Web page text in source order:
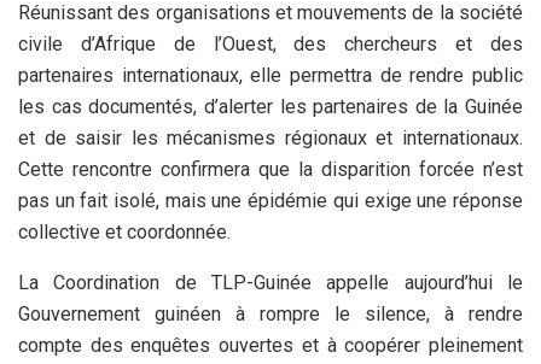
Réunissant des organisations et mouvements de la société
civile d’Afrique de l’Ouest, des chercheurs et des
partenaires internationaux, elle permettra de rendre public
les cas documentés, d’alerter les partenaires de la Guinée
et de saisir les mécanismes régionaux et internationaux.
Cette rencontre confirmera que la disparition forcée n’est
pas un fait isolé, mais une épidémie qui exige une réponse
collective et coordonnée.
La Coordination de TLP-Guinée appelle aujourd’hui le
Gouvernement guinéen à rompre le silence, à rendre
compte des enquêtes ouvertes et à coopérer pleinement